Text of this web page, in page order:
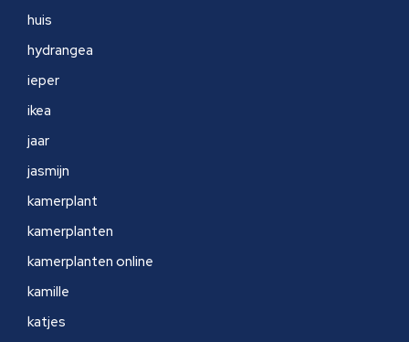
huis
hydrangea
ieper
ikea
jaar
jasmijn
kamerplant
kamerplanten
kamerplanten online
kamille
katjes